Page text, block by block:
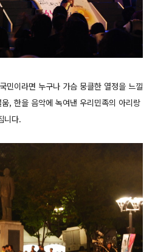
민이라면 누구나 가슴 뭉클한 열정을 느낄
, 한을 음악에 녹여낸 우리민족의 아리랑
니다.